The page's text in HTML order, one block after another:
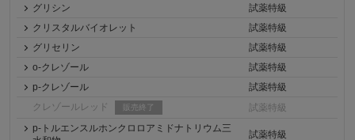
グリシン
試薬特級
クリスタルバイオレット
試薬特級
グリセリン
試薬特級
o-クレゾール
試薬特級
p-クレゾール
試薬特級
クレゾールレッド
販売終了
試薬特級
p-トルエンスルホンクロロアミドナトリウム三
試薬特級